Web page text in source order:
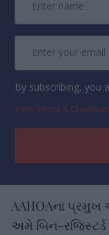
By subscribing, you
View Terms &
AAHOAના
અમે બિન-રજિસ્ટર્ડ